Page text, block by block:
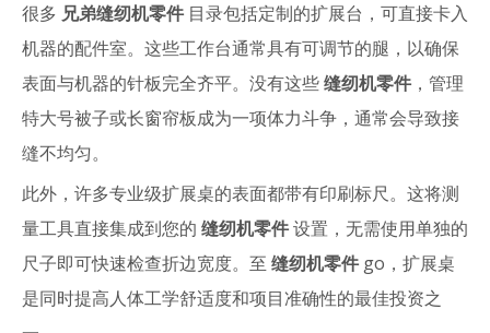
很多 兄弟缝纫机零件 目录包括定制的扩展台，可直接卡入
机器的配件室。这些工作台通常具有可调节的腿，以确保
表面与机器的针板完全齐平。没有这些缝纫机零件 ，管理
特大号被子或长窗帘板成为一项体力斗争，通常会导致接
缝不均匀。
此外，许多专业级扩展桌的表面都带有印刷标尺。这将测
量工具直接集成到您的 缝纫机零件设置，无需使用单独的
尺子即可快速检查折边宽度。至 缝纫机零件 go，扩展桌
是同时提高人体工学舒适度和项目准确性的最佳投资之